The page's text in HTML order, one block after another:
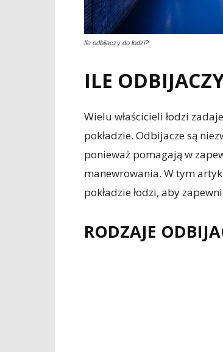
Ile odbijaczy do łodzi?
ILE
Wielu właścicieli łodzi
pokładzie. Odbijacze są
ponieważ pomagają w
manewrowania. W tym
pokładzie łodzi, aby
RODZAJE